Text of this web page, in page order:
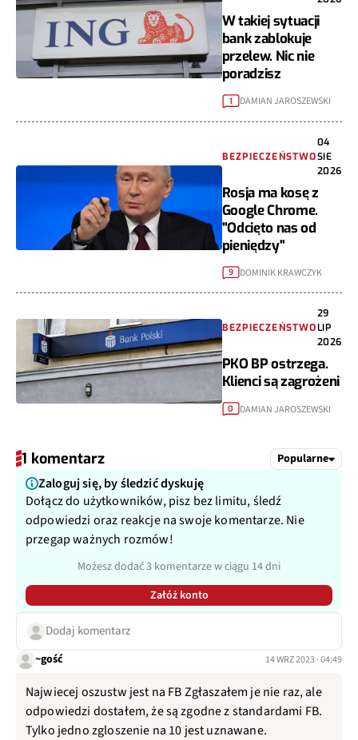
W takiej sytuacji
bank zablokuje
przelew. Nic nie
poradzisz
1 DAMIAN JAROSZEWSKI
BEZPIECZEŃSTWO
04
SIE
2026
Rosja ma kosę z
Google Chrome.
"Odcięto nas od
pieniędzy"
9 DOMINIK KRAWCZYK
BEZPIECZEŃSTWO
29
LIP
2026
PKO BP ostrzega.
Klienci są zagrożeni
0 DAMIAN JAROSZEWSKI
1 komentarz Popularne
Zaloguj się, by śledzić dyskuję
Dołącz do użytkowników, pisz bez limitu, śledź
odpowiedzi oraz reakcje na swoje komentarze. Nie
przegap ważnych rozmów!
Możesz dodać 3 komentarze w ciągu 14 dni
Załóż konto
Dodaj komentarz
~gość 14 WRZ 2023 · 04:49
Najwiecej oszustw jest na FB Zgłaszałem je nie raz, ale
odpowiedzi dostałem, że są zgodne z standardami FB.
Tylko jedno zgloszenie na 10 jest uznawane.